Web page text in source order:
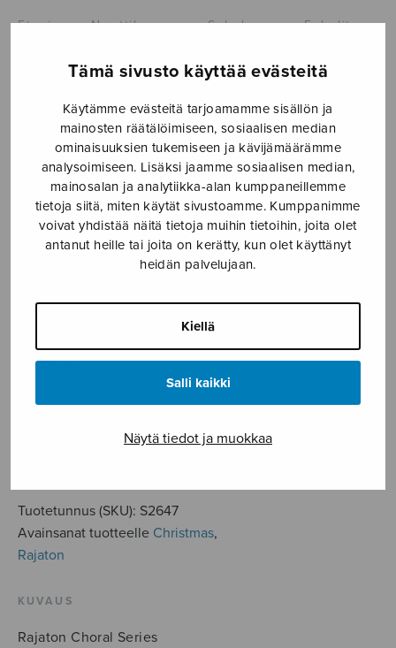
Tämä sivusto käyttää evästeitä
Käytämme evästeitä tarjoamamme sisällön ja
mainosten räätälöimiseen, sosiaalisen median
ominaisuuksien tukemiseen ja kävijämäärämme
analysoimiseen. Lisäksi jaamme sosiaalisen median,
mainosalan ja analytiikka-alan kumppaneillemme
tietoja siitä, miten käytät sivustoamme. Kumppanimme
voivat yhdistää näitä tietoja muihin tietoihin, joita olet
antanut heille tai joita on kerätty, kun olet käyttänyt
heidän palvelujaan.
Kiellä
Salli kaikki
Näytä tiedot ja muokkaa
Etusivu › Nuottikauppa › Sekakuoro › Enkelit
5,25€
Enkelit
Tuotetunnus (SKU): S2647
Avainsanat tuotteelle Christmas,
Rajaton
KUVAUS
Rajaton Choral Series